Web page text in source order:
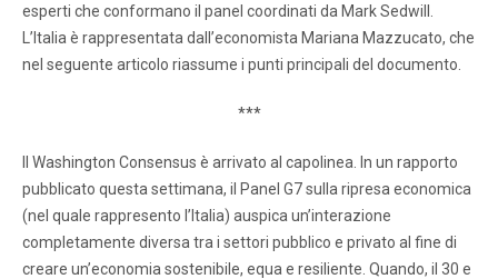
esperti che conformano il panel coordinati da Mark Sedwill.
L’Italia è rappresentata dall’economista Mariana Mazzucato, che
nel seguente articolo riassume i punti principali del documento.
***
Il Washington Consensus è arrivato al capolinea. In un rapporto
pubblicato questa settimana, il Panel G7 sulla ripresa economica
(nel quale rappresento l’Italia) auspica un’interazione
completamente diversa tra i settori pubblico e privato al fine di
creare un’economia sostenibile, equa e resiliente. Quando, il 30 e